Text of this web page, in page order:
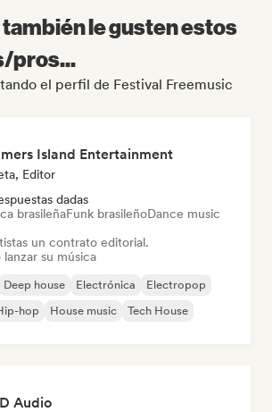
le gusten estos
pros...
el perfil de Festival Freemusic
Island Entertainment
Editor
dadas
brasileñaFunk brasileñoDance music
un contrato editorial.
lanzar su música
Deep house Electrónica
Electropop
hop House music Tech House
Audio